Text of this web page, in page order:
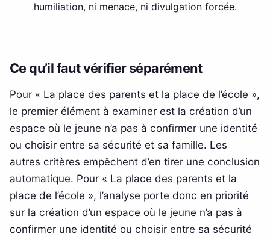
humiliation, ni menace, ni divulgation forcée.
Ce qu’il faut vérifier séparément
Pour « La place des parents et la place de l’école »,
le premier élément à examiner est la création d’un
espace où le jeune n’a pas à confirmer une identité
ou choisir entre sa sécurité et sa famille. Les
autres critères empêchent d’en tirer une conclusion
automatique. Pour « La place des parents et la
place de l’école », l’analyse porte donc en priorité
sur la création d’un espace où le jeune n’a pas à
confirmer une identité ou choisir entre sa sécurité